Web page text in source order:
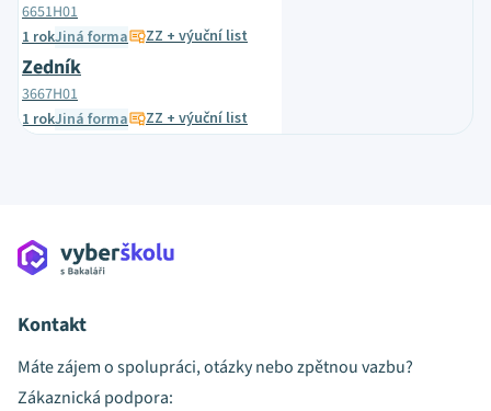
6651H01
1 rokJiná forma ZZ + výuční list
Zedník
3667H01
1 rokJiná forma ZZ + výuční list
Kontakt
Máte zájem o spolupráci, otázky nebo zpětnou vazbu?
Zákaznická podpora: